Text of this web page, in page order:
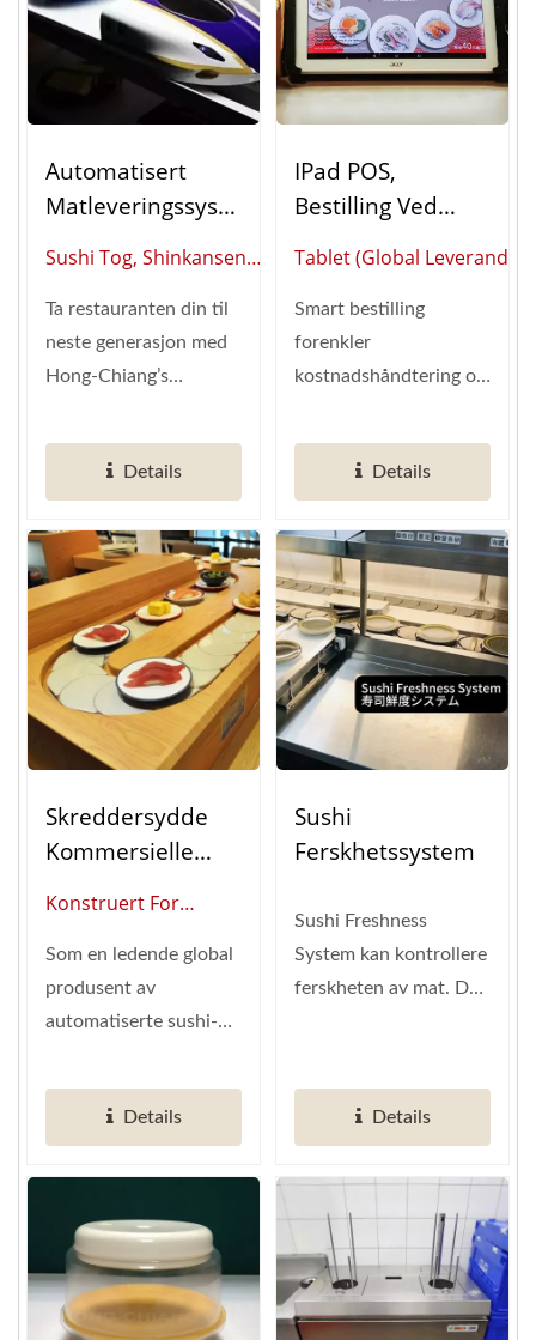
Automatisert
Matleveringssyste
(Sushi Tog)
Sushi Tog, Shinkansen
Restaurantautomatisering)
Ta restauranten din til
neste generasjon med
Hong-Chiang’s
togsystem....
Details
IPad POS,
Bestilling Ved
(Bordbestillingssy
Stem)
Tablet (Global Leverandør
Smart bestilling
forenkler
kostnadshåndtering og
markedsdata.
HongChiang...
Details
Skreddersydde
Kommersielle
Temer:
Automatiserte
Matleveringsløsni
Konstruert For
Automatiserte Sushi
Som en ledende global
produsent av
automatiserte sushi-
erfaring, designer...
Details
Sushi
Ferskhetssystem
Sushi Freshness
System kan kontrollere
ferskheten av mat. Det
Details